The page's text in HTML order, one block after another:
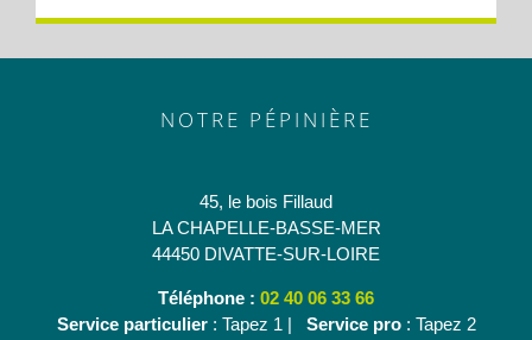
NOTRE PÉPINIÈRE
45, le bois Fillaud
LA CHAPELLE-BASSE-MER
44450 DIVATTE-SUR-LOIRE
Téléphone : 02 40 06 33 66
Service particulier: Tapez 1 | Service pro: Tapez 2